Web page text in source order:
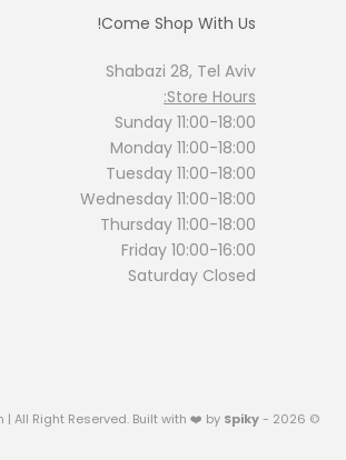
Come Shop With Us!
Shabazi 28, Tel Aviv
Store Hours:
Sunday 11:00-18:00
Monday 11:00-18:00
Tuesday 11:00-18:00
Wednesday 11:00-18:00
Thursday 11:00-18:00
Friday 10:00-16:00
Saturday Closed
© 2026 - August Moon | All Right Reserved. Built with ❤️ by
Spiky